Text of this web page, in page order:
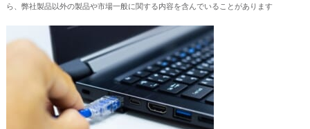
ら、弊社製品以外の製品や市場一般に関する内容を含んでいることがあります